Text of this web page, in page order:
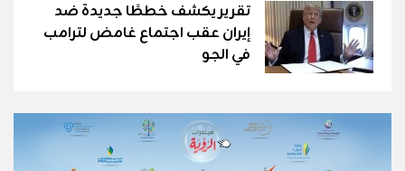
تقرير يكشف خططًا جديدة ضد
إيران عقب اجتماع غامض لترامب
في الجو